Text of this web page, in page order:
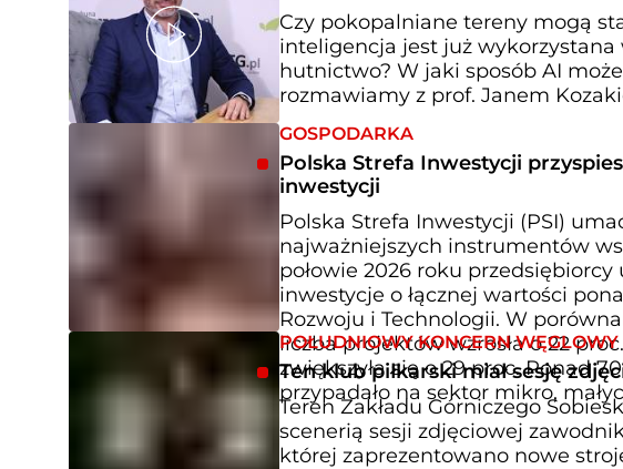
Czy pokopalniane tereny mogą
inteligencja jest już
hutnictwo? W jaki sposób AI
rozmawiamy z prof. Janem
GOSPODARKA
Polska Strefa Inwestycji
inwestycji
Polska Strefa Inwestycji (PSI)
najważniejszych instrumentów
połowie 2026 roku
inwestycje o łącznej wartości
Rozwoju i Technologii. W
liczba projektów wzrosła o 22
zwiększyła się o 29 proc. Ponad
przypadało na sektor mikro,
POŁUDNIOWY KONCERN WĘGLOWY
Ten klub piłkarski miał sesję
Teren Zakładu Górniczego
scenerią sesji zdjęciowej
której zaprezentowano nowe